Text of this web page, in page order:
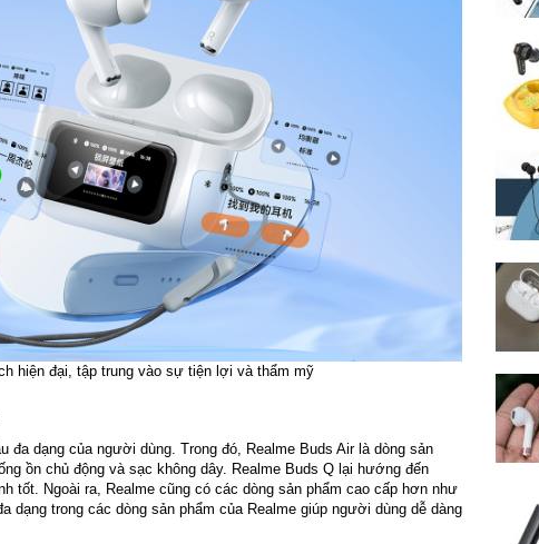
hiện đại, tập trung vào sự tiện lợi và thẩm mỹ
đa dạng của người dùng. Trong đó, Realme Buds Air là dòng sản
ồn chủ động và sạc không dây. Realme Buds Q lại hướng đến
tốt. Ngoài ra, Realme cũng có các dòng sản phẩm cao cấp hơn như
trong các dòng sản phẩm của Realme giúp người dùng dễ dàng